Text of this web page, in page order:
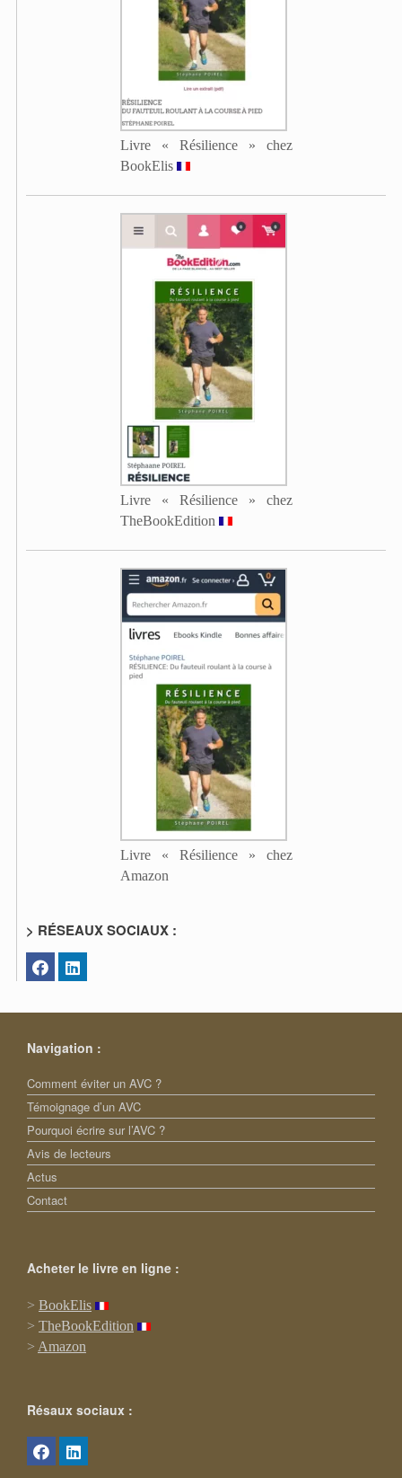
Livre « Résilience » chez
BookElis
Livre « Résilience » chez
TheBookEdition
Livre « Résilience » chez
Amazon
> RÉSEAUX SOCIAUX :
Navigation :
Comment éviter un AVC ?
Témoignage d’un AVC
Pourquoi écrire sur l’AVC ?
Avis de lecteurs
Actus
Contact
Acheter le livre en ligne :
> BookElis
> TheBookEdition
> Amazon
Résaux sociaux :